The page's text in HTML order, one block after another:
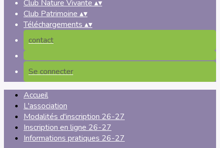
Club Nature Vivante ▴▾
Club Patrimoine ▴▾
Téléchargements ▴▾
contact
Se connecter
Accueil
L'association
Modalités d'inscription 26-27
Inscription en ligne 26-27
Informations pratiques 26-27